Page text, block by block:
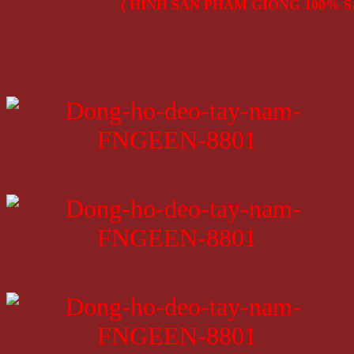
( HÌNH SẢN PHẨM GIỐNG 100%